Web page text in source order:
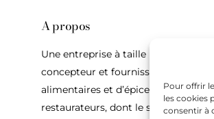
Pour offrir
les cookies
consentir à
A propos
Une entreprise à taille humaine,
concepteur et fournisseur de
alimentaires et d’épices pour les
restaurateurs, dont le siège social